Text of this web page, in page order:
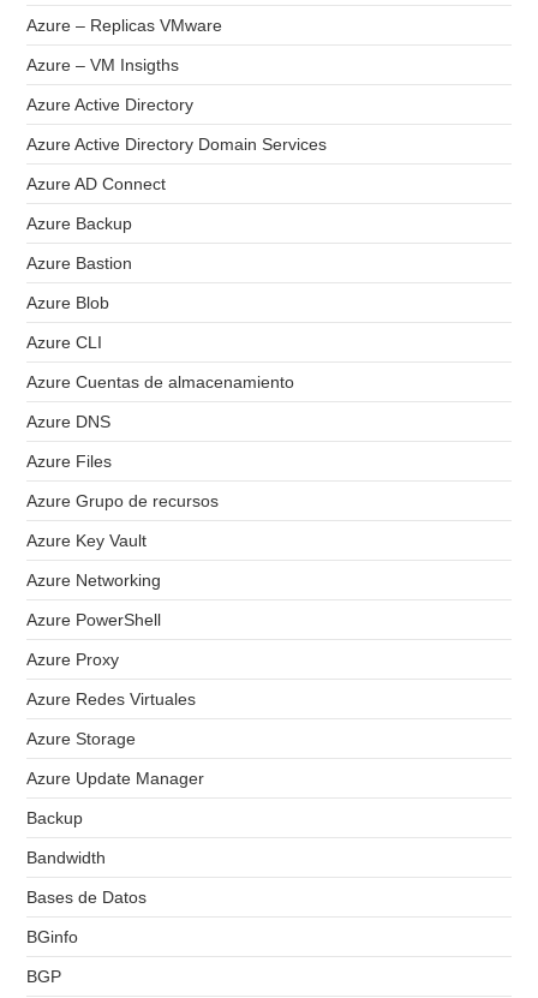
Azure – Replicas VMware
Azure – VM Insigths
Azure Active Directory
Azure Active Directory Domain Services
Azure AD Connect
Azure Backup
Azure Bastion
Azure Blob
Azure CLI
Azure Cuentas de almacenamiento
Azure DNS
Azure Files
Azure Grupo de recursos
Azure Key Vault
Azure Networking
Azure PowerShell
Azure Proxy
Azure Redes Virtuales
Azure Storage
Azure Update Manager
Backup
Bandwidth
Bases de Datos
BGinfo
BGP